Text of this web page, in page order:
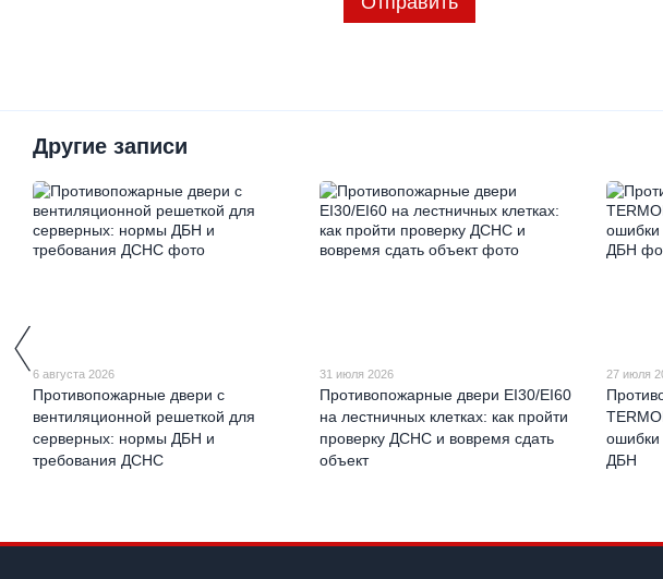
Другие записи
6 августа 2026
Противопожарные двери с
вентиляционной решеткой для
серверных: нормы ДБН и
требования ДСНС
31 июля 2026
Противопожарные двери EI30/EI60
на лестничных клетках: как пройти
проверку ДСНС и вовремя сдать
объект
27 июля
ошибки
ДБН